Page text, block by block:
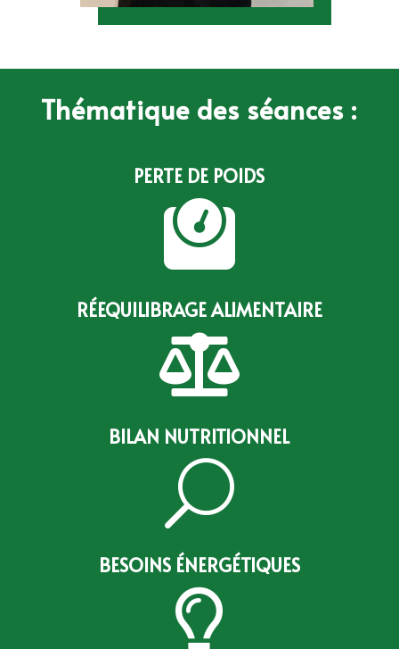
Thématique des séances :
PERTE DE POIDS

RÉEQUILIBRAGE ALIMENTAIRE

BILAN NUTRITIONNEL
U
BESOINS ÉNERGÉTIQUES
